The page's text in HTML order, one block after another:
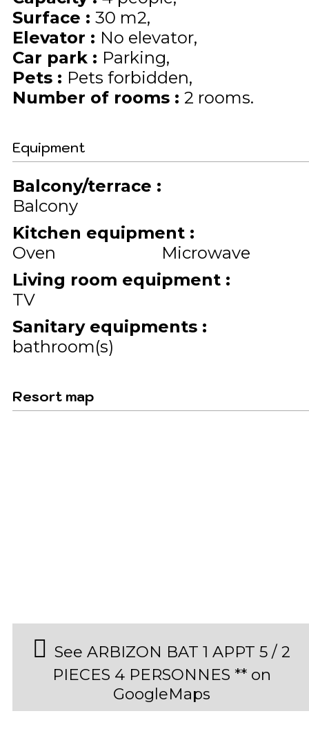
Surface : 30 m2
Elevator : No elevator
Car park : Parking
Pets : Pets forbidden
Number of rooms : 2 rooms
Equipment
Balcony/terrace :
Balcony
Kitchen equipment :
Oven
Microwave
Living room equipment :
TV
Sanitary equipments :
bathroom(s)
Resort map
See ARBIZON BAT 1 APPT 5 / 2
PIECES 4 PERSONNES ** on
GoogleMaps